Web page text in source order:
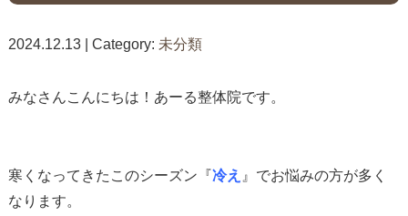
2024.12.13 | Category: 未分類
みなさんこんにちは！あーる整体院です。
寒くなってきたこのシーズン『冷え 』でお悩みの方が多く
なります。